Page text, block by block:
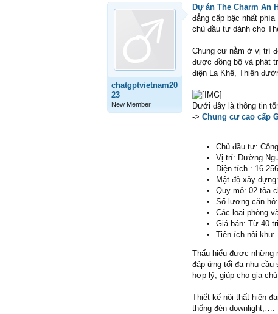
chatgptvietnam20
23
New Member
Dự án The Charm An
đẳng cấp bậc nhất
chủ đầu tư dành cho
Chung cư nằm ở vị trí
được đồng bộ và phát
điện La Khê, Thiên
Dưới đây là thông tin
-> Chung cư cao cấp
Chủ đầu tư:
Vị trí: Đường
Diện tích :
Mật độ xây
Quy mô: 02 tòa
Số lượng căn
Các loại phòng
Giá bán: Từ 40
Tiện ích nội
Thấu hiểu được những
đáp ứng tối đa nhu
hợp lý, giúp cho gia
Thiết kế nội thất hiện
thống đèn downlight,….